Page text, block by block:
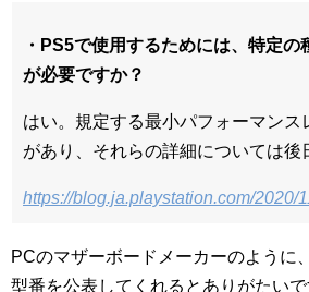
・PS5で使用するためには、特定の
が必要ですか？
はい。規定する最小パフォーマンス
があり、それらの詳細については後
https://blog.ja.playstation.com/2020/
PCのマザーボードメーカーのように
型番を公表してくれるとありがたい